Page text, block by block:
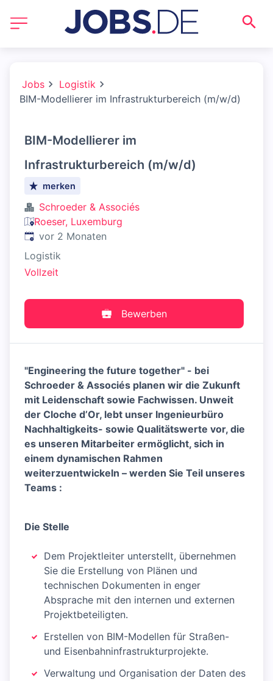
Jobs
Logistik
BIM-Modellierer im Infrastrukturbereich (m/w/d)
BIM-Modellierer im
Infrastrukturbereich (m/w/d)
merken
Schroeder & Associés
Roeser, Luxemburg
Veröffentlicht:
vor 2 Monaten
Logistik
Vollzeit
Bewerben
"Engineering the future together" - bei
Schroeder & Associés planen wir die Zukunft
mit Leidenschaft sowie Fachwissen. Unweit
der Cloche d’Or, lebt unser Ingenieurbüro
Nachhaltigkeits- sowie Qualitätswerte vor, die
es unseren Mitarbeiter ermöglicht, sich in
einem dynamischen Rahmen
weiterzuentwickeln – werden Sie Teil unseres
Teams :
Die Stelle
Dem Projektleiter unterstellt, übernehmen
Sie die Erstellung von Plänen und
technischen Dokumenten in enger
Absprache mit den internen und externen
Projektbeteiligten.
Erstellen von BIM-Modellen für Straßen-
und Eisenbahninfrastrukturprojekte.
Verwaltung und Organisation der Daten des